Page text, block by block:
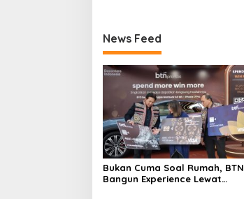
News Feed
Bukan Cuma Soal Rumah, BTN
Bangun Experience Lewat